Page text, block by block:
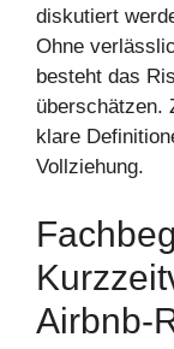
diskutiert
Ohne
besteht das
überschätzen.
klare
Vollziehung.
Airbnb-